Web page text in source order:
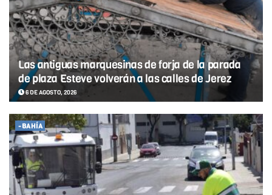
Las antiguas marquesinas de forja de la parada
de plaza Esteve volverán a las calles de Jerez
6 DE AGOSTO, 2026
-BAHÍA